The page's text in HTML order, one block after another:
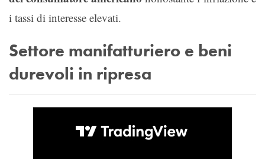
i tassi di interesse elevati.
Settore manifatturiero e beni
durevoli in ripresa